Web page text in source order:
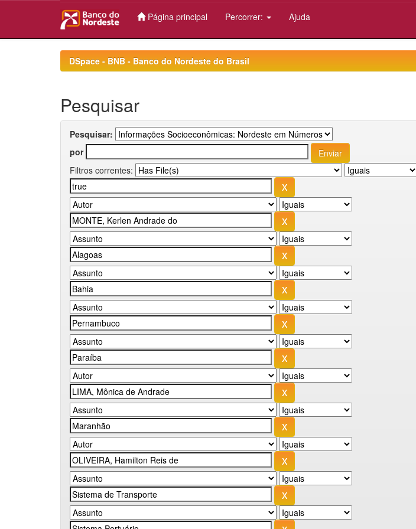
Página principal Percorrer: Ajuda
DSpace - BNB - Banco do Nordeste do Brasil
Pesquisar
Pesquisar:
por
Filtros correntes: